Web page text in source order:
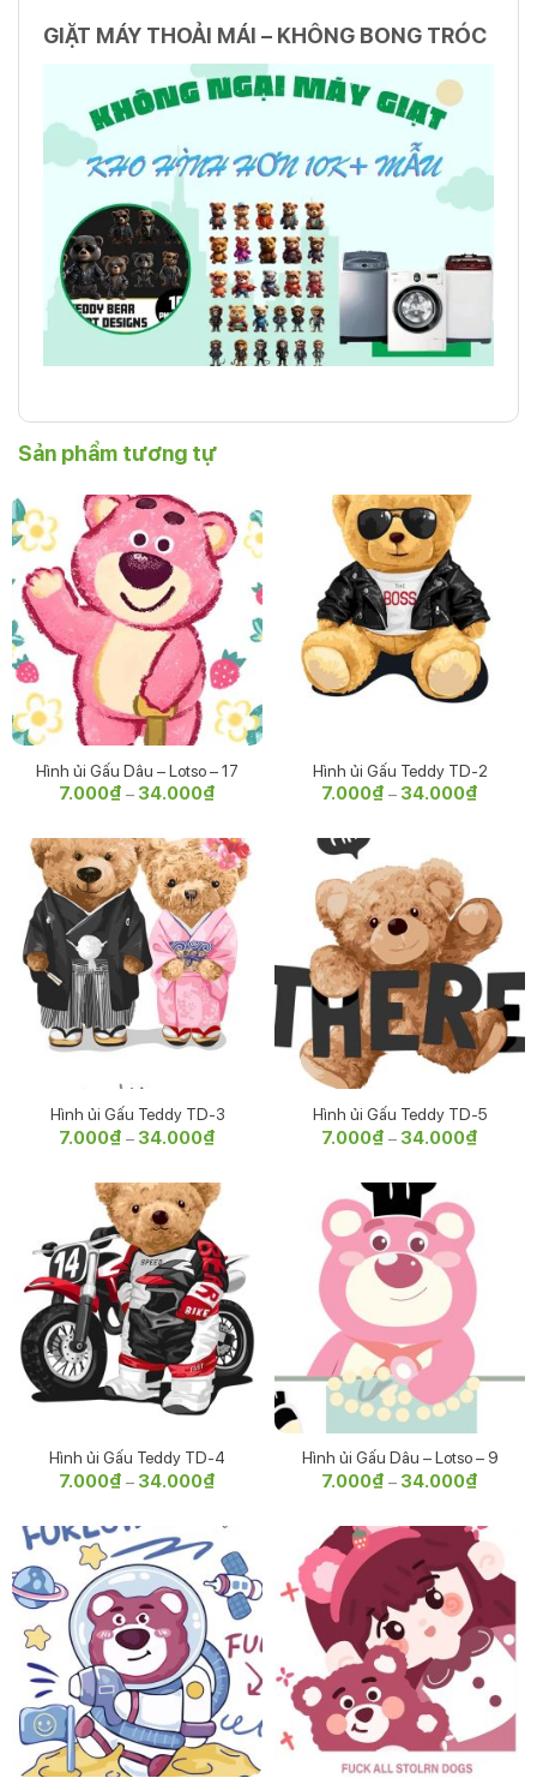
GIẶT MÁY THOẢI MÁI – KHÔNG BONG TRÓC
Sản phẩm tương tự
Hình ủi Gấu Dâu – Lotso – 17
7.000₫ – 34.000₫
7.000₫
đến
34.000₫
Hình ủi Gấu Teddy TD-2
7.000₫ – 34.000₫
Hình ủi Gấu Teddy TD-3
7.000₫ – 34.000₫
7.000₫
đến
Hình ủi Gấu Teddy TD-5
7.000₫ – 34.000₫
Hình ủi Gấu Teddy TD-4
7.000₫ – 34.000₫
7.000₫
34.000₫
Hình ủi Gấu Dâu – Lotso – 9
7.000₫ – 34.000₫
7.000₫
đến